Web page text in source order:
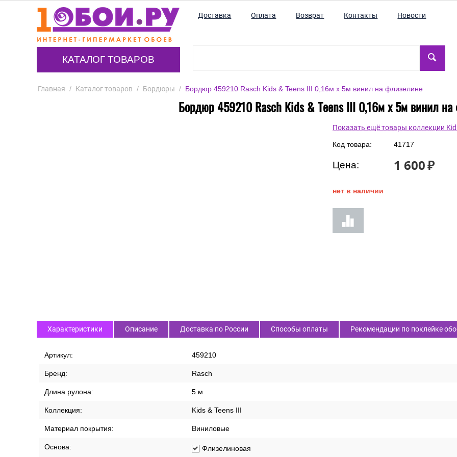
КАТАЛОГ ТОВАРОВ
Доставка Оплата Возврат Контакты Новости
Главная / Каталог товаров / Бордюры / Бордюр 459210 Rasch Kids & Teens III 0,16м х 5м винил на флизелине
Бордюр 459210 Rasch Kids & Teens III 0,16м х 5м винил
Показать ещё товары коллекции
Код товара: 41717
Цена: 1 600₽
нет в наличии
Характеристики Описание Доставка по России Способы оплаты Рекомендации по поклейке
Артикул: 459210
Бренд: Rasch
Длина рулона: 5 м
Коллекция: Kids & Teens III
Материал покрытия: Виниловые
Основа: Флизелиновая